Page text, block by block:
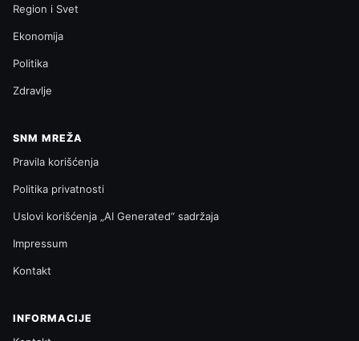
Region i Svet
Ekonomija
Politika
Zdravlje
SNM MREŽA
Pravila korišćenja
Politika privatnosti
Uslovi korišćenja „AI Generated“ sadržaja
Impressum
Kontakt
INFORMACIJE